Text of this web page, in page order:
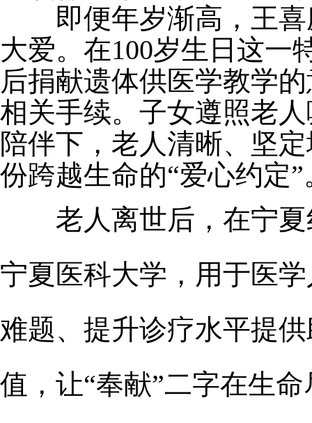
即便年岁渐高， 王
大爱。在100岁生日这一
后捐献遗体供医学教学
相关手续。子女遵照老
陪伴下，老人清晰、坚
份跨越生命的“爱心约定”
老人离世后，在宁
宁夏医科大学 ，用于医
难题、提升诊疗水平提
值，让“奉献”二字在生